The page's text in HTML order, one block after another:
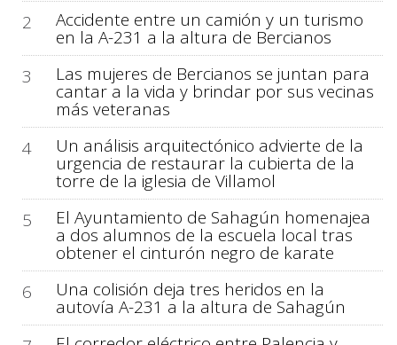
2
Accidente entre un camión y un turismo
en la A-231 a la altura de Bercianos
3
Las mujeres de Bercianos se juntan para
cantar a la vida y brindar por sus vecinas
más veteranas
4
Un análisis arquitectónico advierte de la
urgencia de restaurar la cubierta de la
torre de la iglesia de Villamol
5
El Ayuntamiento de Sahagún homenajea
a dos alumnos de la escuela local tras
obtener el cinturón negro de karate
6
Una colisión deja tres heridos en la
autovía A-231 a la altura de Sahagún